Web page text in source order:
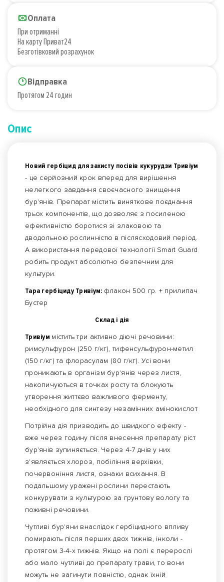
Оплата
При отриманні
На карту Приват24
Безготівковий розрахунок
Відправка
Протягом 24 годин
Опис
Новий гербіцид для захисту посівів кукурудзи Тривіум
- це серйозний крок вперед для вирішення
нелегкого завдання своєчасного знищення
бур'янів. Препарат містить виняткове поєднання
трьох компонентів, що дозволяє з посиленою
ефективністю боротися зі злаковою та
дводольною рослинністю в післясходовий період.
А використання передової технології Smart Guard
робить продукт абсолютно безпечним для
культури.
Тара гербіциду Тривіум: флакон 500 гр. + прилипач
Бустер
Склад і дія
Тривіум містить три активно діючі речовини:
римсульфурон (250 г/кг), тифенсульфурон-метил
(150 г/кг) та флорасулам (80 г/кг). Усі вони
проникають в організм бур'янів через листя,
накопичуються в точках росту та блокують
утворення життєво важливого ферменту,
необхідного для синтезу незамінних амінокислот
Потрійна дія призводить до швидкого ефекту -
вже через годину після внесення препарату ріст
бур'янів зупиняється. Через 4-7 днів у них
з'являється хлороз, побіління верхівки,
почервоніння листя, ознаки всихання. В
подальшому уражені рослини перестають
конкурувати з культурою за грунтову вологу та
поживні речовини.
Чутливі бур'яни внаслідок гербіцидного впливу
помирають після перших двох тижнів, інколи -
протягом 3-4-х тижнів. Якщо на полі є перерослі
або мало чутливі до препарату трави, то вони
можуть не загинути повністю, однак їхній